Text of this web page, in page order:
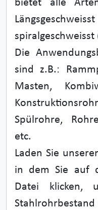
bietet alle
Die
sind z.B.:
Masten,
Spülrohre,
etc.
Laden Sie
in dem Sie auf
Datei klicken,